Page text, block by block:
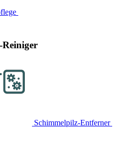
Schimmelpilz-Entferner